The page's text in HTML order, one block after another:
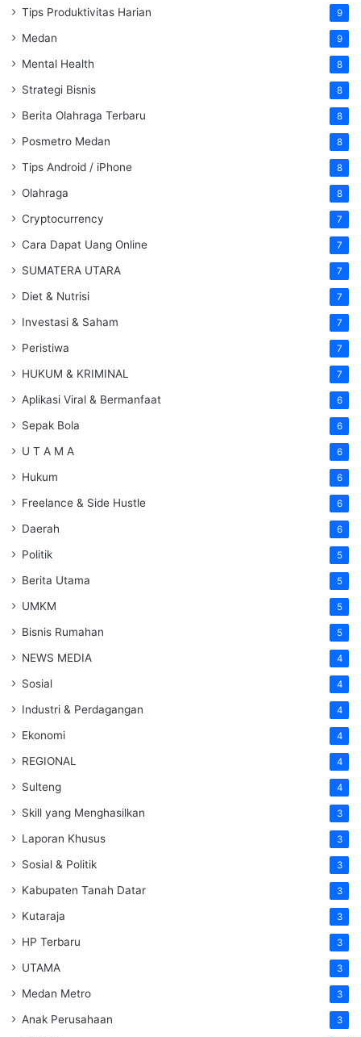
Tips Produktivitas Harian 9
Medan 9
Mental Health 8
Strategi Bisnis 8
Berita Olahraga Terbaru 8
Posmetro Medan 8
Tips Android / iPhone 8
Olahraga 8
Cryptocurrency 7
Cara Dapat Uang Online 7
SUMATERA UTARA 7
Diet & Nutrisi 7
Investasi & Saham 7
Peristiwa 7
HUKUM & KRIMINAL 7
Aplikasi Viral & Bermanfaat 6
Sepak Bola 6
U T A M A 6
Hukum 6
Freelance & Side Hustle 6
Daerah 6
Politik 5
Berita Utama 5
UMKM 5
Bisnis Rumahan 5
NEWS MEDIA 4
Sosial 4
Industri & Perdagangan 4
Ekonomi 4
REGIONAL 4
Sulteng 4
Skill yang Menghasilkan 3
Laporan Khusus 3
Sosial & Politik 3
Kabupaten Tanah Datar 3
Kutaraja 3
HP Terbaru 3
UTAMA 3
Medan Metro 3
Anak Perusahaan 3